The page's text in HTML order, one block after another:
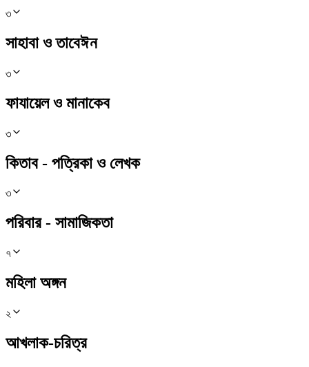
৩
সাহাবা ও তাবেঈন
৩
ফাযায়েল ও মানাকেব
৩
কিতাব - পত্রিকা ও লেখক
৩
পরিবার - সামাজিকতা
৭
মহিলা অঙ্গন
২
আখলাক-চরিত্র